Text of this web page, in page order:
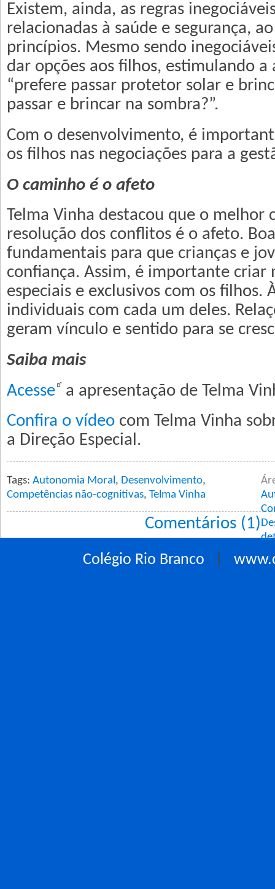
Existem, ainda, as regras
relacionadas à saúde e segurança,
princípios. Mesmo sendo
dar opções aos filhos, estimulando
“prefere passar protetor solar e
passar e brincar na sombra?”.
Com o desenvolvimento, é
os filhos nas negociações para a
O caminho é o afeto
Telma Vinha destacou que o melhor
resolução dos conflitos é o afeto.
fundamentais para que crianças e
confiança. Assim, é importante criar
especiais e exclusivos com os filhos.
individuais com cada um deles.
geram vínculo e sentido para se
Saiba mais
Acesse
a apresentação de Telma
Confira o vídeo com Telma Vinha
a Direção Especial.
Tags: Autonomia Moral , Desenvolvimento,
Competências não-cognitivas, Telma Vinha
Comentários (1)
Colégio Rio Branco